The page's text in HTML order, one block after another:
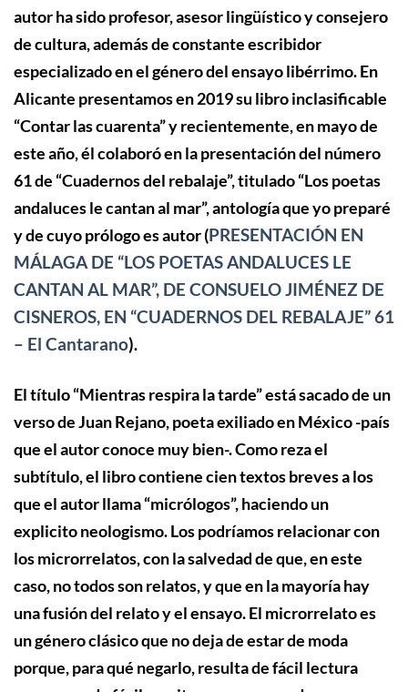
autor ha sido profesor, asesor lingüístico y consejero
de cultura, además de constante escribidor
especializado en el género del ensayo libérrimo. En
Alicante presentamos en 2019 su libro inclasificable
“Contar las cuarenta” y recientemente, en mayo de
este año, él colaboró en la presentación del número
61 de “Cuadernos del rebalaje”, titulado “Los poetas
andaluces le cantan al mar”, antología que yo preparé
y de cuyo prólogo es autor (PRESENTACIÓN EN
MÁLAGA DE “LOS POETAS ANDALUCES LE
CANTAN AL MAR”, DE CONSUELO JIMÉNEZ DE
CISNEROS, EN “CUADERNOS DEL REBALAJE” 61
– El Cantarano).
El título “Mientras respira la tarde” está sacado de un
verso de Juan Rejano, poeta exiliado en México -país
que el autor conoce muy bien-. Como reza el
subtítulo, el libro contiene cien textos breves a los
que el autor llama “micrólogos”, haciendo un
explicito neologismo. Los podríamos relacionar con
los microrrelatos, con la salvedad de que, en este
caso, no todos son relatos, y que en la mayoría hay
una fusión del relato y el ensayo. El microrrelato es
un género clásico que no deja de estar de moda
porque, para qué negarlo, resulta de fácil lectura